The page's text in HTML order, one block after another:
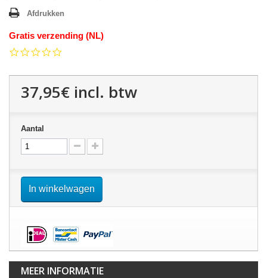
Afdrukken
Gratis verzending (NL)
37,95€ incl. btw
Aantal
In winkelwagen
MEER INFORMATIE